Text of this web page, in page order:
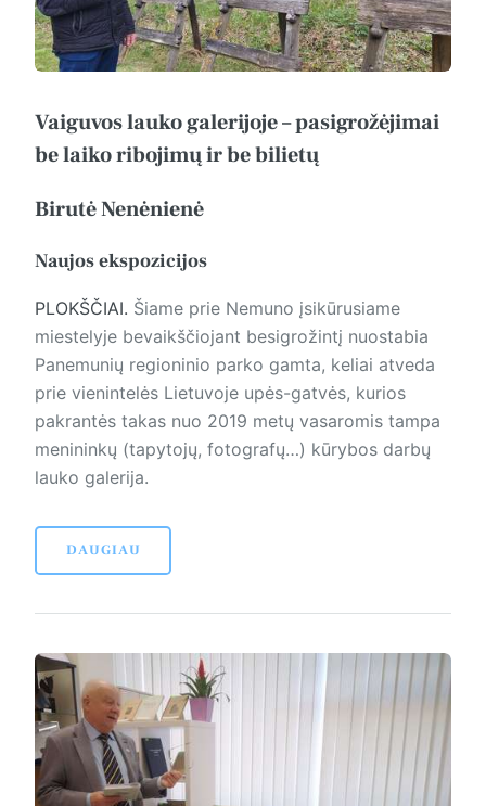
Vaiguvos lauko galerijoje – pasigrožėjimai
be laiko ribojimų ir be bilietų
Birutė Nenėnienė
Naujos ekspozicijos
PLOKŠČIAI. Šiame prie Nemuno įsikūrusiame
miestelyje bevaikščiojant besigrožintį nuostabia
Panemunių regioninio parko gamta, keliai atveda
prie vienintelės Lietuvoje upės-gatvės, kurios
pakrantės takas nuo 2019 metų vasaromis tampa
menininkų (tapytojų, fotografų…) kūrybos darbų
lauko galerija.
DAUGIAU